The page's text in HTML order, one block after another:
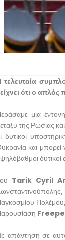
τελευταία
ότι ο
μια
της Ρωσίας
δυτικοί
και
δυτικοί
Tarik Cyril
απάντηση σε αυτό